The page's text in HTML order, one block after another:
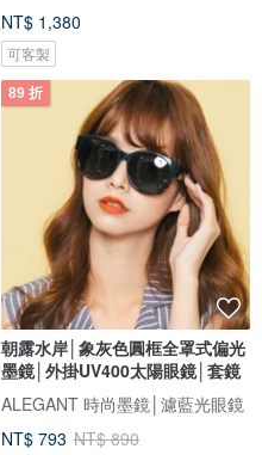
NT$ 1,380
可客製
89 折
朝露水岸│象灰色圓框全罩式偏光
墨鏡│外掛UV400太陽眼鏡│套鏡
ALEGANT 時尚墨鏡│濾藍光眼鏡
NT$ 793 NT$ 890